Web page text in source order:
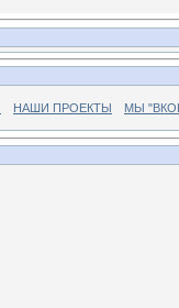
НАШИ ПРОЕКТЫ МЫ